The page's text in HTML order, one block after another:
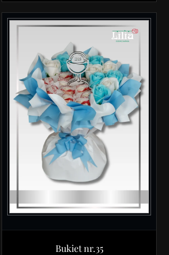
Bukiet nr.35